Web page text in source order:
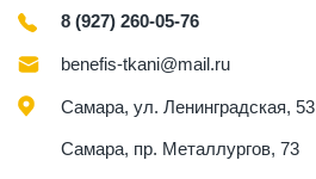
8 (927) 260-05-76
benefis-tkani@mail.ru
Самара, ул. Ленинградская, 53
Самара, пр. Металлургов, 73